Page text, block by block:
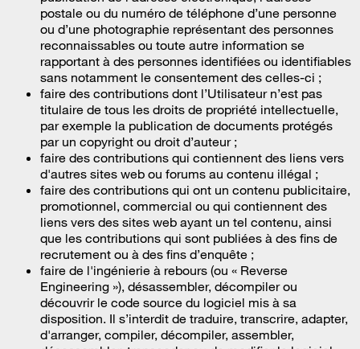
postale ou du numéro de téléphone d’une personne
ou d’une photographie représentant des personnes
reconnaissables ou toute autre information se
rapportant à des personnes identifiées ou identifiables
sans notamment le consentement des celles-ci ;
faire des contributions dont l’Utilisateur n’est pas
titulaire de tous les droits de propriété intellectuelle,
par exemple la publication de documents protégés
par un copyright ou droit d’auteur ;
faire des contributions qui contiennent des liens vers
d'autres sites web ou forums au contenu illégal ;
faire des contributions qui ont un contenu publicitaire,
promotionnel, commercial ou qui contiennent des
liens vers des sites web ayant un tel contenu, ainsi
que les contributions qui sont publiées à des fins de
recrutement ou à des fins d’enquête ;
faire de l'ingénierie à rebours (ou « Reverse
Engineering »), désassembler, décompiler ou
découvrir le code source du logiciel mis à sa
disposition. Il s’interdit de traduire, transcrire, adapter,
d'arranger, compiler, décompiler, assembler,